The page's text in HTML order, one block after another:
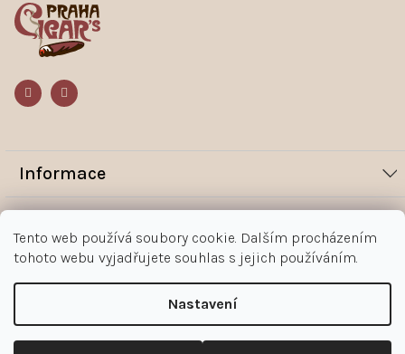
Tento web používá soubory cookie. Dalším procházením
tohoto webu vyjadřujete souhlas s jejich používáním.
Nastavení
Informace
Novinky
Magazín
Jak nakupovat
Obchodní podmínky
Reklamace
Kontakt
+420 602 383 998